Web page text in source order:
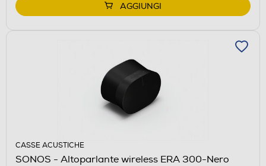
AGGIUNGI
CASSE ACUSTICHE
SONOS - Altoparlante wireless ERA 300-Nero